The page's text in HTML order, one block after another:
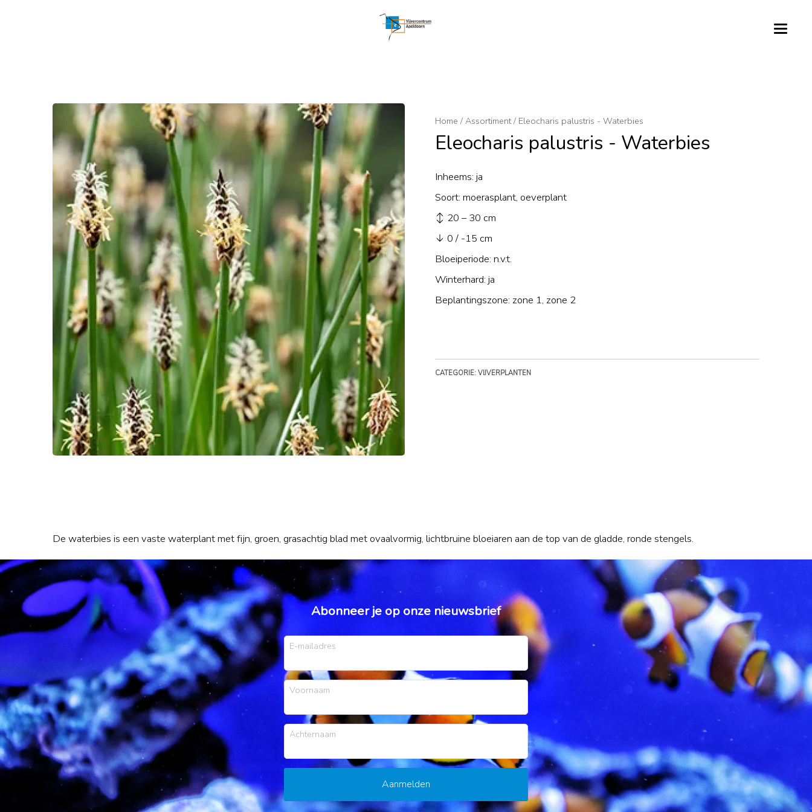
Home / Assortiment / Eleocharis palustris - Waterbies
Eleocharis palustris - Waterbies
Inheems: ja
Soort: moerasplant, oeverplant
↕ 20 – 30 cm
↓ 0 / -15 cm
Bloeiperiode: n.v.t.
Winterhard: ja
Beplantingszone: zone 1, zone 2
CATEGORIE: VIJVERPLANTEN
De waterbies is een vaste waterplant met fijn, groen, grasachtig blad met ovaalvormig, lichtbruine bloeiaren aan de top van de gladde, ronde stengels.
Abonneer je op onze nieuwsbrief
E-mailadres
Voornaam
Achternaam